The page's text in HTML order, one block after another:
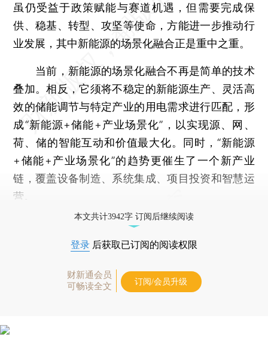
虽仍受益于政策赋能与赛道机遇，但需要完成保
供、稳基、转型、攻坚等使命，方能进一步推动行
业发展，其中新能源的场景化融合正是重中之重。
当前，新能源的场景化融合不再是简单的技术
叠加。相反，它须将不稳定的新能源生产、灵活高
效的储能调节与特定产业的用电需求进行匹配，形
成“新能源+储能+产业场景化”，以实现源、网、
荷、储的智能互动和价值最大化。同时，“新能源
+储能+产业场景化”的趋势更催生了一个新产业
链，覆盖设备制造、系统集成、项目投资和智慧运
营。
本文共计3942字 订阅后继续阅读
登录 后获取已订阅的阅读权限
财新通会员
可畅读全文
订阅/会员升级